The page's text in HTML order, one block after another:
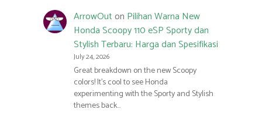
ArrowOuton Pilihan Warna New
Honda Scoopy 110 eSP Sporty dan
Stylish Terbaru: Harga dan Spesifikasi
July 24, 2026
Great breakdown on the new Scoopy
colors! It’s cool to see Honda
experimenting with the Sporty and Stylish
themes back…